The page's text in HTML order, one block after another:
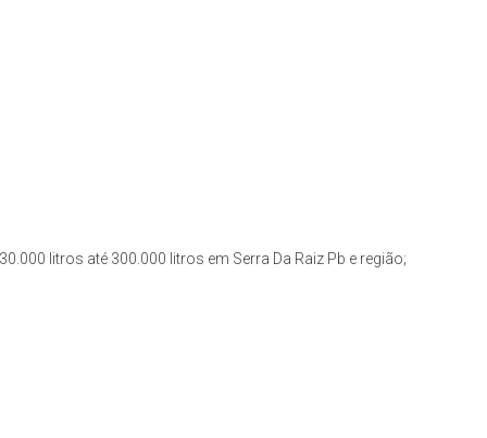
litros até 300.000 litros em Serra Da Raiz Pb e região;